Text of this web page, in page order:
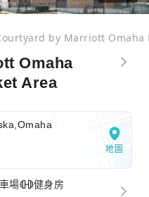
by Marriott
Omaha
Area
地圖
場
健身房